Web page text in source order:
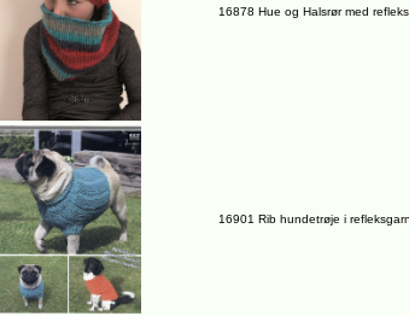
16878 Hue og Halsrør med
16901 Rib hundetrøje i refleksgarn